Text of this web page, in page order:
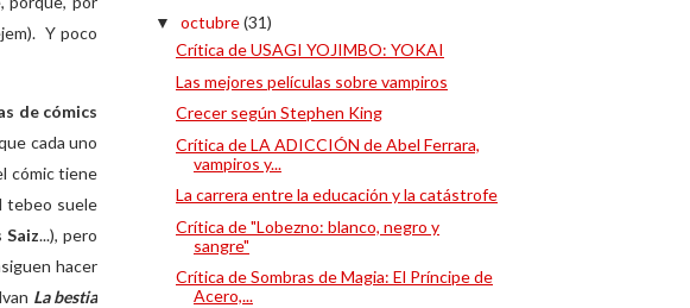
Y poco
de cómics
cada uno
cómic tiene
tebeo suele
Saiz...), pero
hacer
La bestia
▼ octubre(31)
Crítica de USAGI YOJIMBO: YOKAI
Las mejores películas sobre vampiros
Crecer según Stephen King
Crítica de LA ADICCIÓN de Abel Ferrara,
vampiros y...
La carrera entre la educación y la catástrofe
Crítica de "Lobezno: blanco, negro y
sangre"
Crítica de Sombras de Magia: El Príncipe de
Acero,...